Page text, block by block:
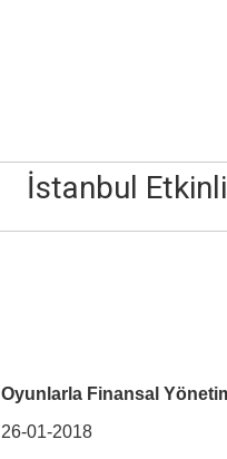
İstanbul
Oyunlarla Finansal
26-01-2018